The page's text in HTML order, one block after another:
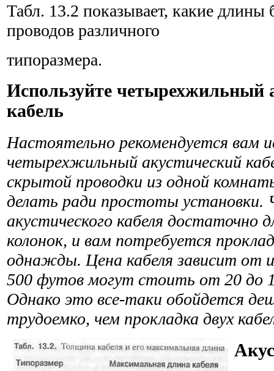
Табл. 13.2 показывает, какие длины
проводов различного
типоразмера.
Используйте четырехжильный
кабель
Настоятельно рекомендуется вам
четырехжильный акустический
скрытой проводки из одной
делать ради простоты установки.
акустического кабеля достаточно
колонок, и вам потребуется
однажды. Цена кабеля зависит от
500 футов могут стоить от 20 до
Однако это все-таки обойдется
трудоемко, чем прокладка двух